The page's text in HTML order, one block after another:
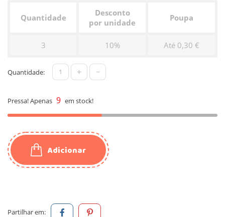
Quantidade
Desconto
por unidade
Poupa
3 10% Até 0,30 €
Quantidade: + -
Pressa! Apenas 9 em stock!
Adicionar
Partilhar em: